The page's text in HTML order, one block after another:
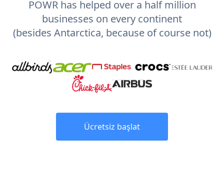
POWR has helped over a half million
businesses on every continent
(besides Antarctica, because of course not)
Ücretsiz başlat